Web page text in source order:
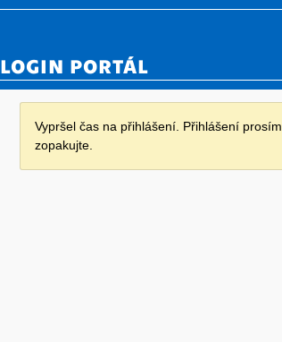
LOGIN PORTÁL
Vypršel čas na přihlášení. Přihlášení prosím
zopakujte.